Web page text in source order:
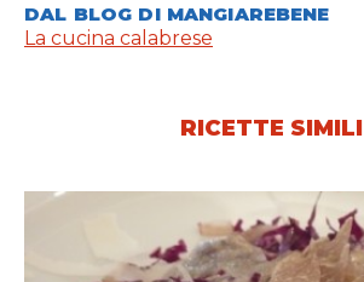
DAL BLOG DI MANGIAREBENE
La cucina calabrese
RICETTE SIMILI